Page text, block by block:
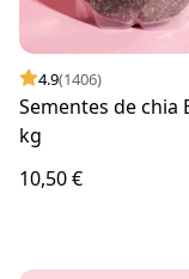
4.9(1406)
Sementes de chia
kg
10,50 €